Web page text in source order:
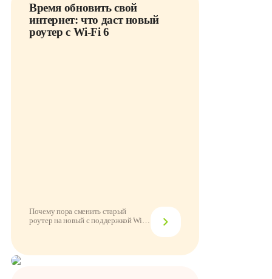
Время обновить свой
интернет: что даст новый
роутер с Wi-Fi 6
Почему пора сменить старый
роутер на новый с поддержкой Wi-